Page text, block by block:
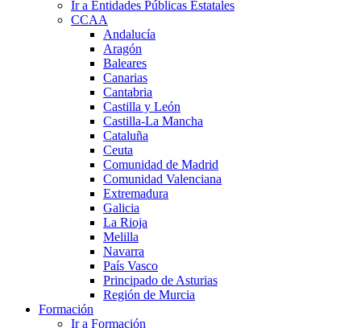
Ir a Entidades Públicas Estatales
CCAA
Andalucía
Aragón
Baleares
Canarias
Cantabria
Castilla y León
Castilla-La Mancha
Cataluña
Ceuta
Comunidad de Madrid
Comunidad Valenciana
Extremadura
Galicia
La Rioja
Melilla
Navarra
País Vasco
Principado de Asturias
Región de Murcia
Formación
Ir a Formación